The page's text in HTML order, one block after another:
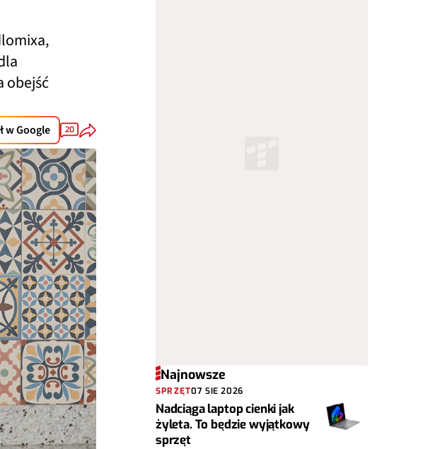
obejść
w Google 20
Najnowsze
SPRZĘT07 SIE 2026
Nadciąga laptop cienki jak
żyleta. To będzie wyjątkowy
sprzęt